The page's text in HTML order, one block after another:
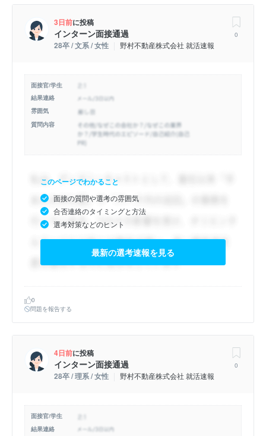
3日前に投稿
インターン面接通過
28卒 / 文系 / 女性 野村不動産株式会社 就活速報
0
面接官/学生
結果連絡
雰囲気
質問内容
このページでわかること
面接の質問や選考の雰囲気
合否連絡のタイミングと方法
選考対策などのヒント
最新の選考速報を見る
0
問題を報告する
4日前に投稿
インターン面接通過
28卒 / 理系 / 女性 野村不動産株式会社 就活速報
0
面接官/学生
結果連絡